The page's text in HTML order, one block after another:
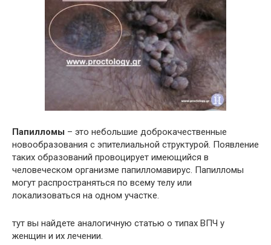
Папилломы – это небольшие доброкачественные
новообразования с эпителиальной структурой. Появление
таких образований провоцирует имеющийся в
человеческом организме папилломавирус. Папилломы
могут распространяться по всему телу или
локализоваться на одном участке.
тут вы найдете аналогичную статью о типах ВПЧ у
женщин и их лечении.